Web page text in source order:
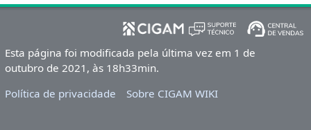
Esta página foi modificada pela última vez em 1 de
outubro de 2021, às 18h33min.
Política de privacidade
Sobre CIGAM WIKI